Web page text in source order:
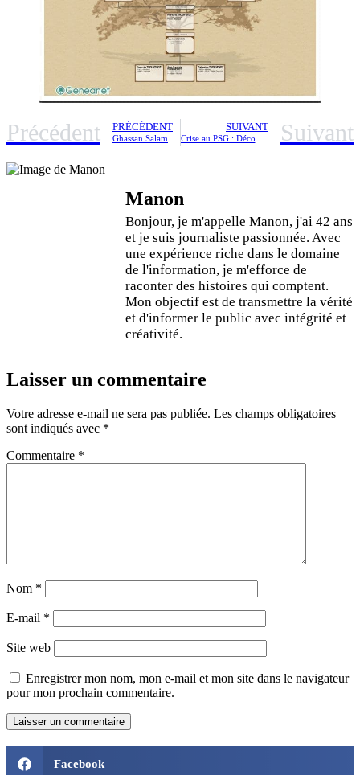
Précédent PRÉCÉDENT SUIVANT Suivant
Manon
Bonjour, je m'appelle Manon, j'ai 42 ans
et je suis journaliste passionnée. Avec
une expérience riche dans le domaine
de l'information, je m'efforce de
raconter des histoires qui comptent.
Mon objectif est de transmettre la vérité
et d'informer le public avec intégrité et
créativité.
Laisser un commentaire
Votre adresse e-mail ne sera pas publiée. Les champs obligatoires
sont indiqués avec *
Commentaire *
Nom *
E-mail *
Site web
Enregistrer mon nom, mon e-mail et mon site dans le navigateur
pour mon prochain commentaire.
Facebook